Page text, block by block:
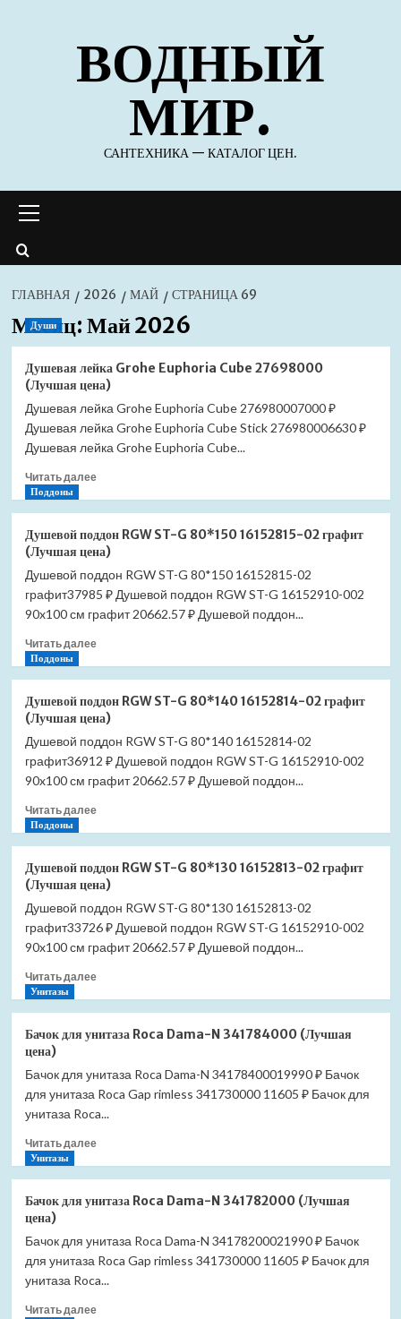
содержимомуВОДНЫЙ
МИР.
САНТЕХНИКА — КАТАЛОГ ЦЕН.
меню
ГЛАВНАЯ 2026 МАЙ СТРАНИЦА 69
Месяц:Май 2026
Души
Душевая лейка Grohe Euphoria Cube 27698000
(Лучшая цена)
Душевая лейка Grohe Euphoria Cube 276980007000 ₽
Душевая лейка Grohe Euphoria Cube Stick 276980006630 ₽
Душевая лейка Grohe Euphoria Cube...
Читать далееПрочитать
лейка
Grohe
Euphoria
Cube
27698000
цена)
Поддоны
Душевой поддон RGW ST-G 80*150 16152815-02 графит
(Лучшая цена)
Душевой поддон RGW ST-G 80*150 16152815-02
графит37985 ₽ Душевой поддон RGW ST-G 16152910-002
90x100 см графит 20662.57 ₽ Душевой поддон...
Читать далееПрочитать
поддон
RGW
ST-
G
80*150
02
(Лучшая
цена)
Поддоны
Душевой поддон RGW ST-G 80*140 16152814-02 графит
(Лучшая цена)
Душевой поддон RGW ST-G 80*140 16152814-02
графит36912 ₽ Душевой поддон RGW ST-G 16152910-002
90x100 см графит 20662.57 ₽ Душевой поддон...
Читать далееПрочитать
поддон
RGW
ST-
G
80*140
02
(Лучшая
Поддоны
Душевой поддон RGW ST-G 80*130 16152813-02 графит
(Лучшая цена)
Душевой поддон RGW ST-G 80*130 16152813-02
графит33726 ₽ Душевой поддон RGW ST-G 16152910-002
90x100 см графит 20662.57 ₽ Душевой поддон...
Читать далееПрочитать
поддон
ST-
G
80*130
02
(Лучшая
Унитазы
Бачок для унитаза Roca Dama-N 341784000 (Лучшая
цена)
Бачок для унитаза Roca Dama-N 34178400019990 ₽ Бачок
для унитаза Roca Gap rimless 341730000 11605 ₽ Бачок для
унитаза Roca...
Читать далееПрочитать
для
Roca
Dama-
N
(Лучшая
Унитазы
Бачок для унитаза Roca Dama-N 341782000 (Лучшая
цена)
Бачок для унитаза Roca Dama-N 34178200021990 ₽ Бачок
для унитаза Roca Gap rimless 341730000 11605 ₽ Бачок для
унитаза Roca...
Читать далееПрочитать